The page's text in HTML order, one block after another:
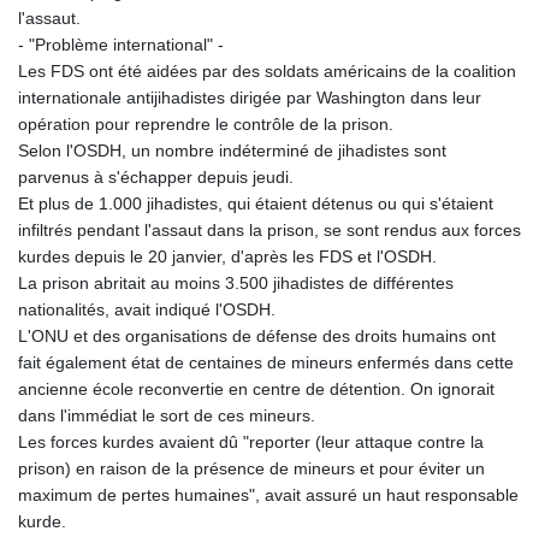
l'assaut.
- "Problème international" -
Les FDS ont été aidées par des soldats américains de la coalition
internationale antijihadistes dirigée par Washington dans leur
opération pour reprendre le contrôle de la prison.
Selon l'OSDH, un nombre indéterminé de jihadistes sont
parvenus à s'échapper depuis jeudi.
Et plus de 1.000 jihadistes, qui étaient détenus ou qui s'étaient
infiltrés pendant l'assaut dans la prison, se sont rendus aux forces
kurdes depuis le 20 janvier, d'après les FDS et l'OSDH.
La prison abritait au moins 3.500 jihadistes de différentes
nationalités, avait indiqué l'OSDH.
L'ONU et des organisations de défense des droits humains ont
fait également état de centaines de mineurs enfermés dans cette
ancienne école reconvertie en centre de détention. On ignorait
dans l'immédiat le sort de ces mineurs.
Les forces kurdes avaient dû "reporter (leur attaque contre la
prison) en raison de la présence de mineurs et pour éviter un
maximum de pertes humaines", avait assuré un haut responsable
kurde.